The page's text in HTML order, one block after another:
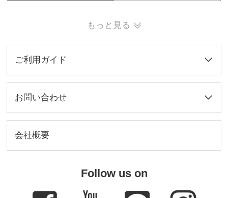
もっと見る
ご利用ガイド
お問い合わせ
会社概要
Follow us on